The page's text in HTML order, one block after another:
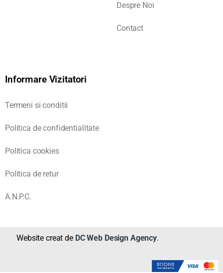
Despre Noi
Contact
Informare Vizitatori
Termeni si conditii
Politica de confidentialitate
Politica cookies
Politica de retur
A.N.P.C.
Website creat de DC Web Design Agency.